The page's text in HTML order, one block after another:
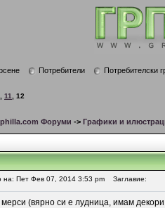
Потребители Потребителски
11 12
Форуми -> Графики и
на: Пет Фев 07, 2014 3:53 pm Заглавие:
мерси (вярно си е лудница, имам